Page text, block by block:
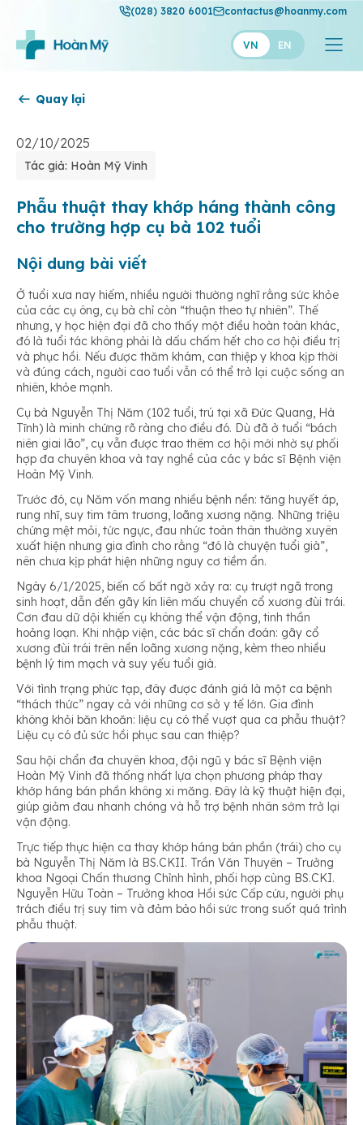
(028) 3820 6001 contactus@hoanmy.com
VN EN
Thuận Mỹ
Quay lại
02/10/2025
Tác giả: Hoàn Mỹ Vinh
Phẫu thuật thay khớp háng thành công
cho trường hợp cụ bà 102 tuổi
Nội dung bài viết
Ở tuổi xưa nay hiếm, nhiều người thường nghĩ rằng sức khỏe
của các cụ ông, cụ bà chỉ còn “thuận theo tự nhiên”. Thế
nhưng, y học hiện đại đã cho thấy một điều hoàn toàn khác,
đó là tuổi tác không phải là dấu chấm hết cho cơ hội điều trị
và phục hồi. Nếu được thăm khám, can thiệp y khoa kịp thời
và đúng cách, người cao tuổi vẫn có thể trở lại cuộc sống an
nhiên, khỏe mạnh.
Cụ bà Nguyễn Thị Năm (102 tuổi, trú tại xã Đức Quang, Hà
Tĩnh) là minh chứng rõ ràng cho điều đó. Dù đã ở tuổi “bách
niên giai lão”, cụ vẫn được trao thêm cơ hội mới nhờ sự phối
hợp đa chuyên khoa và tay nghề của các y bác sĩ Bệnh viện
Hoàn Mỹ Vinh.
Trước đó, cụ Năm vốn mang nhiều bệnh nền: tăng huyết áp,
rung nhĩ, suy tim tâm trương, loãng xương nặng. Những triệu
chứng mệt mỏi, tức ngực, đau nhức toàn thân thường xuyên
xuất hiện nhưng gia đình cho rằng “đó là chuyện tuổi già”,
nên chưa kịp phát hiện những nguy cơ tiềm ẩn.
Ngày 6/1/2025, biến cố bất ngờ xảy ra: cụ trượt ngã trong
sinh hoạt, dẫn đến gãy kín liên mấu chuyển cổ xương đùi trái.
Cơn đau dữ dội khiến cụ không thể vận động, tinh thần
hoảng loạn. Khi nhập viện, các bác sĩ chẩn đoán: gãy cổ
xương đùi trái trên nền loãng xương nặng, kèm theo nhiều
bệnh lý tim mạch và suy yếu tuổi già.
Với tình trạng phức tạp, đây được đánh giá là một ca bệnh
“thách thức” ngay cả với những cơ sở y tế lớn. Gia đình
không khỏi băn khoăn: liệu cụ có thể vượt qua ca phẫu thuật?
Liệu cụ có đủ sức hồi phục sau can thiệp?
Sau hội chẩn đa chuyên khoa, đội ngũ y bác sĩ Bệnh viện
Hoàn Mỹ Vinh đã thống nhất lựa chọn phương pháp thay
khớp háng bán phần không xi măng. Đây là kỹ thuật hiện đại,
giúp giảm đau nhanh chóng và hỗ trợ bệnh nhân sớm trở lại
vận động.
Trực tiếp thực hiện ca thay khớp háng bán phần (trái) cho cụ
bà Nguyễn Thị Năm là BS.CKII. Trần Văn Thuyên – Trưởng
khoa Ngoại Chấn thương Chỉnh hình, phối hợp cùng BS.CKI.
Nguyễn Hữu Toàn – Trưởng khoa Hồi sức Cấp cứu, người phụ
trách điều trị suy tim và đảm bảo hồi sức trong suốt quá trình
phẫu thuật.